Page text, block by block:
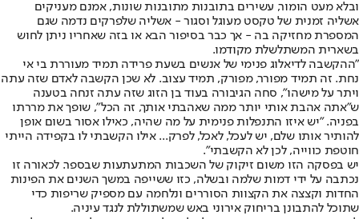
ובלא מעט הומור, עשירים בתובנות מתובנות שונות, אמנם מעניקים
אשליה זמנית של טקסט מעוגל וסגור - אשליה שלפרקים נדמה שגם
המספרת מחזיקה בה - אך כבר בסיפור הבא או בזה שאחריו ניתן לחוש
בשארית המשתלשלת מקודמו.
"ההקשבה לדיאלוג פנימי של אנשים בשעת פרידה תמיד מעוררת בי אי
נחת. זה תמיד מפורר, מפורק, תמיד עצוב. לא שכן הקשבה לאדם שזה עתה
ויתר על מישהו", סחה הגיבורה בעוד בן הזוג שזה עתה זנחה בטענה
ש"אתה אהבת אותי יותר ממה שאהבתי אותך, זה הכל", שופך את מררתו
בפניה. "יש איזו התנפלות פנימית על מה שהיה, כאילו אסור בשום אופן
להותיר אותו שלם, יש לעכל, לאכל, לפרק... אילו הקשבתי לו בקפידה הייתי
חוטפת כווייה, לכן לא הקשבתי".
יש בפסקה הזו משום זיקוק של השכבות המתעתעות שבספר. לכאורה זו
נכתבה על ידי דמות שלמה ובשלה, כזו ששייפה במשך השנים את הפינות
החדות וקצצה את הקצוות הסוררים ונלחמה עם מספיק שריפות כדי
שתוכל להתבונן בריחוק אירוני באש שמשתוללת לנגד עיניה.